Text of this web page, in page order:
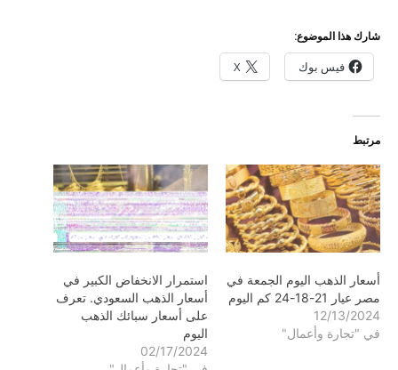
شارك هذا الموضوع:
فيس بوك X
مرتبط
أسعار الذهب اليوم الجمعة في
مصر عيار 21-18-24 كم اليوم
12/13/2024
في "تجارة وأعمال"
استمرار الانخفاض الكبير في
أسعار الذهب السعودي. تعرف
على أسعار سبائك الذهب
اليوم
02/17/2024